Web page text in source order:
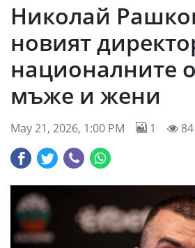
Николай
новият
националните
мъже и жени
May 21, 2026, 1:00 PM 1 84